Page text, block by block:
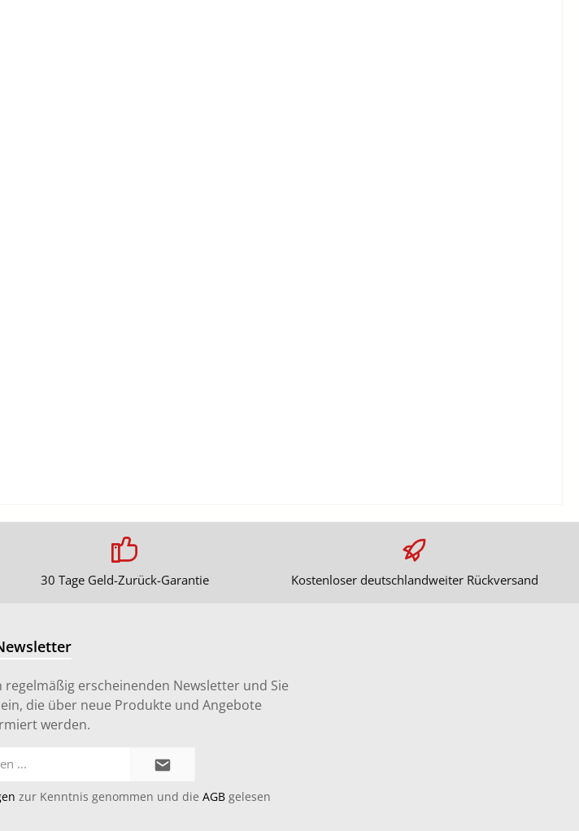
30 Tage Geld-Zurück-Garantie Kostenloser deutschlandweiter Rückversand
erscheinenden Newsletter und Sie
die über neue Produkte und Angebote
werden.
Mail-
zur Kenntnis genommen und die AGB gelesen